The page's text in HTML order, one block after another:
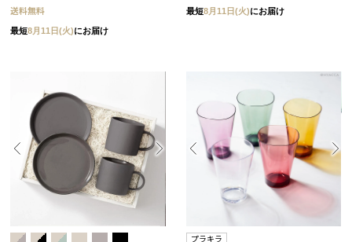
送料無料
最短8月11日(火)にお届け
最短8月11日(火)にお届け
プラキラ